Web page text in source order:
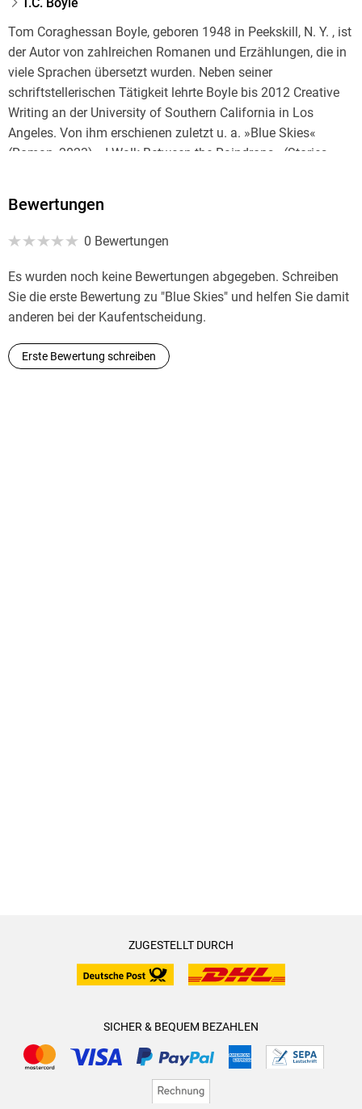
Tom Coraghessan Boyle, geboren 1948 in Peekskill, N. Y. , ist
der Autor von zahlreichen Romanen und Erzählungen, die in
viele Sprachen übersetzt wurden. Neben seiner
schriftstellerischen Tätigkeit lehrte Boyle bis 2012 Creative
Writing an der University of Southern California in Los
Angeles. Von ihm erschienen zuletzt u. a. »Blue Skies«
(Roman, 2023), »I Walk Between the Raindrops« (Stories,
Bewertungen
0 Bewertungen
Es wurden noch keine Bewertungen abgegeben. Schreiben
Sie die erste Bewertung zu "Blue Skies" und helfen Sie damit
anderen bei der Kaufentscheidung.
Erste Bewertung schreiben
ZUGESTELLT DURCH
SICHER & BEQUEM BEZAHLEN